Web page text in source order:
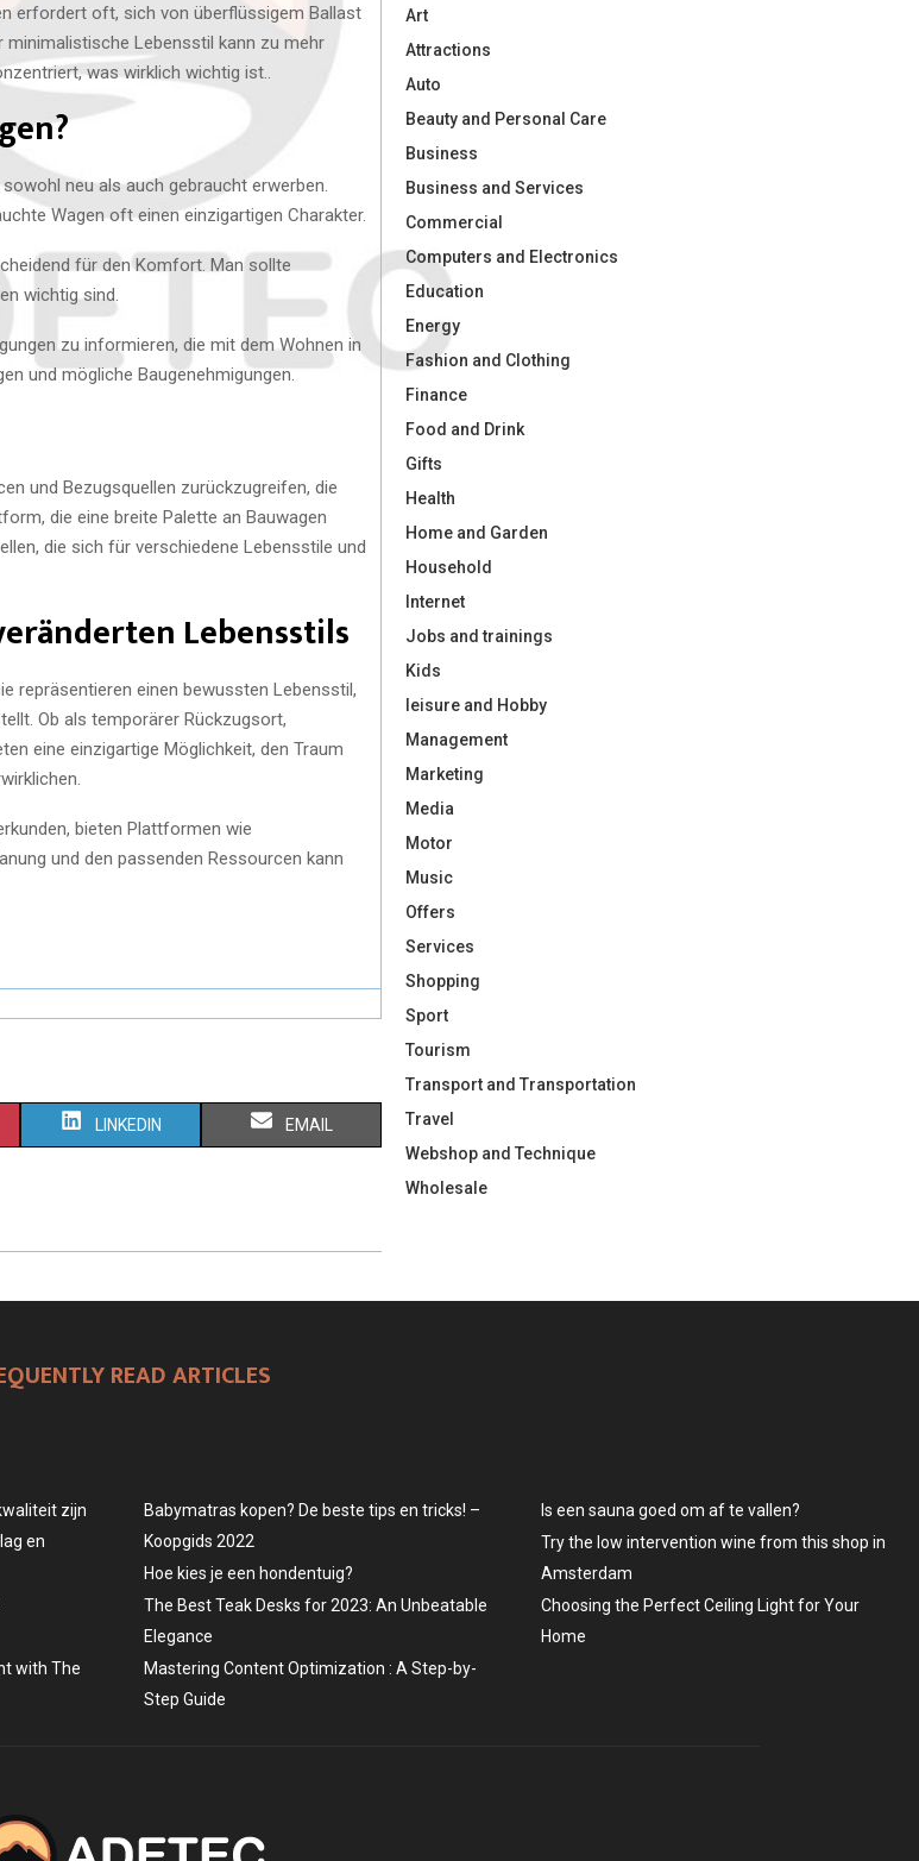
erfordert oft, sich von überflüssigem Ballast
Lebensstil kann zu mehr
was wirklich wichtig ist..
neu als auch gebraucht erwerben.
Wagen oft einen einzigartigen Charakter.
für den Komfort. Man sollte
wichtig sind.
zu informieren, die mit dem Wohnen in
und mögliche Baugenehmigungen.
und Bezugsquellen zurückzugreifen, die
die eine breite Palette an Bauwagen
die sich für verschiedene Lebensstile und
Lebensstils
repräsentieren einen bewussten Lebensstil,
Ob als temporärer Rückzugsort,
eine einzigartige Möglichkeit, den Traum
bieten Plattformen wie
und den passenden Ressourcen kann
S
R
N
LINKEDIN S
R
EMAIL
Art
Attractions
Auto
Beauty and Personal Care
Business
Business and Services
Commercial
Computers and Electronics
Education
Energy
Fashion and Clothing
Finance
Food and Drink
Gifts
Health
Home and Garden
Household
Internet
Jobs and trainings
Kids
leisure and Hobby
Management
Marketing
Media
Motor
Music
Offers
Services
Shopping
Sport
Tourism
Transport and Transportation
Travel
Webshop and Technique
Wholesale
READ ARTICLES
zijn
en
with The
Babymatras kopen? De beste tips en tricks! –
Koopgids 2022
Hoe kies je een hondentuig?
The Best Teak Desks for 2023: An Unbeatable
Elegance
Mastering Content Optimization : A Step-by-
Step Guide
Is een sauna goed om af te vallen?
Try the low intervention wine from this shop in
Amsterdam
Choosing the Perfect Ceiling Light for Your
Home